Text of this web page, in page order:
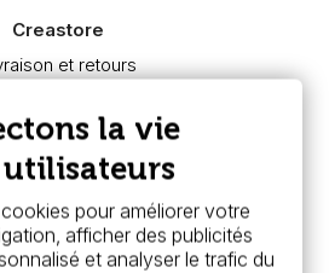
Creastore
et retours
sécurisé
FAQ
à Angers
Services
& avantages
bon cadeaux
la vie
pour améliorer votre
afficher des publicités
et analyser le trafic du